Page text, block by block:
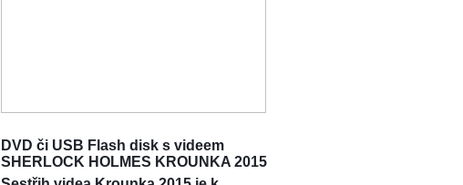
DVD či USB Flash disk s videem
SHERLOCK HOLMES KROUNKA 2015